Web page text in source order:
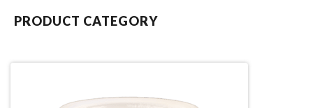
PRODUCT CATEGORY